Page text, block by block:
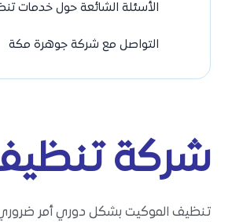
الأسئلة الشائعة حول خدمات
التواصل مع شركة جوهرة مكة
شركة
تنظيف الموكيت بشكل دوري أمر ضروري